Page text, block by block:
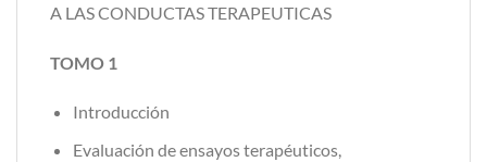
A LAS CONDUCTAS TERAPEUTICAS
TOMO 1
Introducción
Evaluación de ensayos terapéuticos,